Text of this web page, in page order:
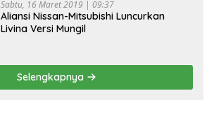
Sabtu, 16 Maret 2019 | 09:37
Aliansi Nissan-Mitsubishi Luncurkan
Livina Versi Mungil
Selengkapnya